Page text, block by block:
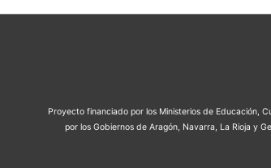
Proyecto financiado por los Ministerios de Educación,
por los Gobiernos de Aragón, Navarra, La Rioja y